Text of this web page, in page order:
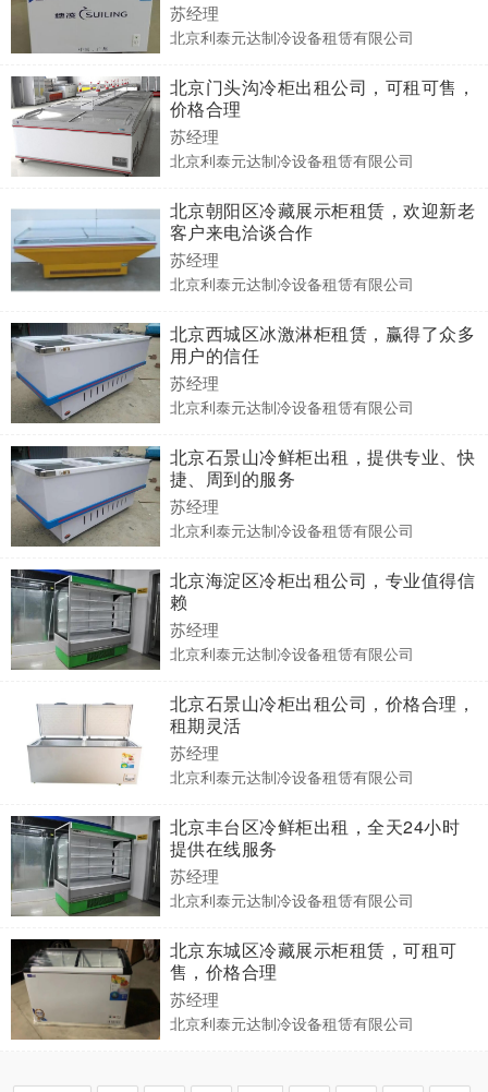
苏经理
北京利泰元达制冷设备租赁有限公司
北京门头沟冷柜出租公司，可租可售，
价格合理
苏经理
北京利泰元达制冷设备租赁有限公司
北京朝阳区冷藏展示柜租赁，欢迎新老
客户来电洽谈合作
苏经理
北京利泰元达制冷设备租赁有限公司
北京西城区冰激淋柜租赁，赢得了众多
用户的信任
苏经理
北京利泰元达制冷设备租赁有限公司
北京石景山冷鲜柜出租，提供专业、快
捷、周到的服务
苏经理
北京利泰元达制冷设备租赁有限公司
北京海淀区冷柜出租公司，专业值得信
赖
苏经理
北京利泰元达制冷设备租赁有限公司
北京石景山冷柜出租公司，价格合理，
租期灵活
苏经理
北京利泰元达制冷设备租赁有限公司
北京丰台区冷鲜柜出租，全天24小时
提供在线服务
苏经理
北京利泰元达制冷设备租赁有限公司
北京东城区冷藏展示柜租赁，可租可
售，价格合理
苏经理
北京利泰元达制冷设备租赁有限公司